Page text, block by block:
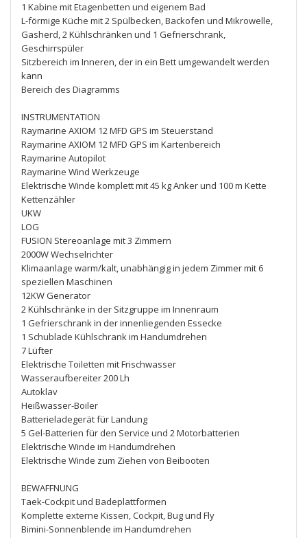
1 Kabine mit Etagenbetten und eigenem Bad
L-förmige Küche mit 2 Spülbecken, Backofen und Mikrowelle,
Gasherd, 2 Kühlschränken und 1 Gefrierschrank,
Geschirrspüler
Sitzbereich im Inneren, der in ein Bett umgewandelt werden
kann
Bereich des Diagramms
INSTRUMENTATION
Raymarine AXIOM 12 MFD GPS im Steuerstand
Raymarine AXIOM 12 MFD GPS im Kartenbereich
Raymarine Autopilot
Raymarine Wind Werkzeuge
Elektrische Winde komplett mit 45 kg Anker und 100 m Kette
Kettenzähler
UKW
LOG
FUSION Stereoanlage mit 3 Zimmern
2000W Wechselrichter
Klimaanlage warm/kalt, unabhängig in jedem Zimmer mit 6
speziellen Maschinen
12KW Generator
2 Kühlschränke in der Sitzgruppe im Innenraum
1 Gefrierschrank in der innenliegenden Essecke
1 Schublade Kühlschrank im Handumdrehen
7 Lüfter
Elektrische Toiletten mit Frischwasser
Wasseraufbereiter 200 Lh
Autoklav
Heißwasser-Boiler
Batterieladegerät für Landung
5 Gel-Batterien für den Service und 2 Motorbatterien
Elektrische Winde im Handumdrehen
Elektrische Winde zum Ziehen von Beibooten
BEWAFFNUNG
Taek-Cockpit und Badeplattformen
Komplette externe Kissen, Cockpit, Bug und Fly
Bimini-Sonnenblende im Handumdrehen